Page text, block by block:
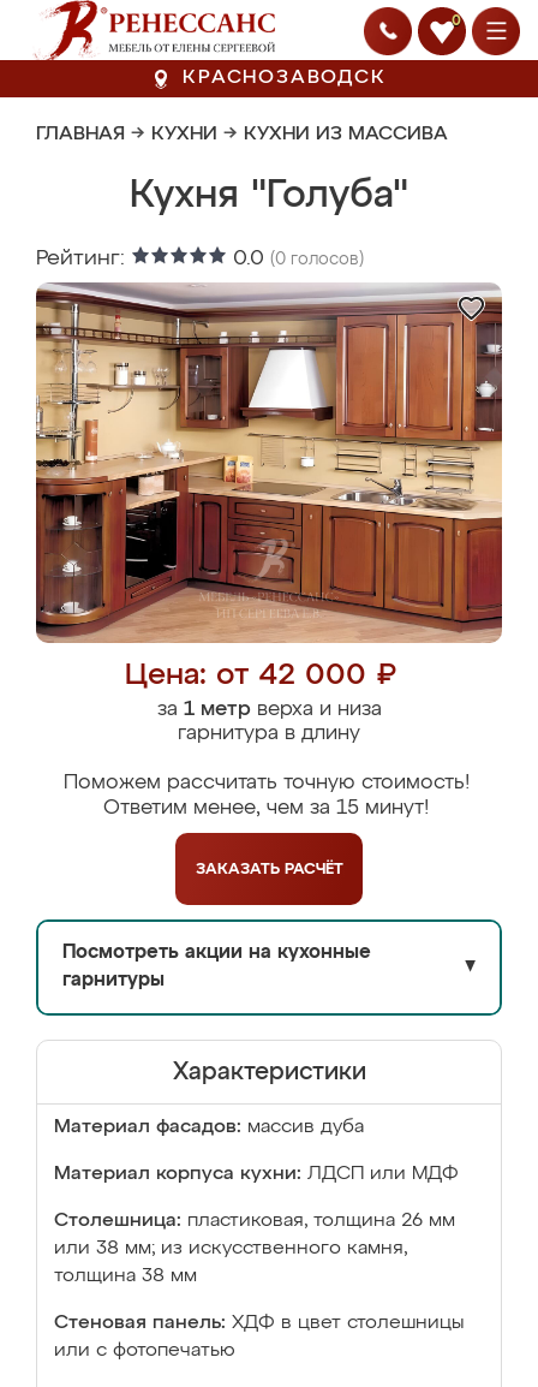
0
КРАСНОЗАВОДСК
ГЛАВНАЯ → КУХНИ → КУХНИ ИЗ МАССИВА
Кухня "Голуба"
Рейтинг: 0.0 (0 голосов)
Цена: от 42 000 ₽
за 1 метрверха и низа
гарнитура в длину
Поможем рассчитать точную стоимость!
Ответим менее, чем за 15 минут!
ЗАКАЗАТЬ РАСЧЁТ
Посмотреть акции на кухонные
гарнитуры
▼
Характеристики
Материал фасадов: массив дуба
Материал корпуса кухни: ЛДСП или МДФ
Столешница: пластиковая, толщина 26 мм
или 38 мм; из искусственного камня,
толщина 38 мм
Стеновая панель: ХДФ в цвет столешницы
или с фотопечатью